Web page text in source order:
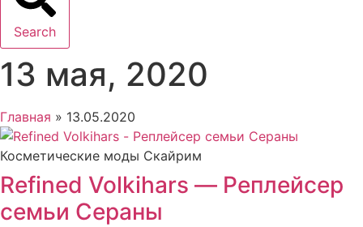
Search
13 мая, 2020
Главная » 13.05.2020
Косметические моды Скайрим
Refined Volkihars — Реплейсер
семьи Сераны